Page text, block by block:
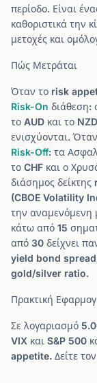
περίοδο. Είναι
καθοριστικά την
μετοχές και
Πώς Μετράται
Όταν το risk
Risk-On διάθεση:
το AUD και το
ενισχύονται.
Risk-Off: τα
το CHF και ο
διάσημος
(CBOE Volatility
την αναμενόμενη
κάτω από 15
από 30 δείχνει
yield bond
gold/silver ratio.
Πρακτική
Σε λογαριασμό
VIX και S&P 500
appetite. Δείτε τον